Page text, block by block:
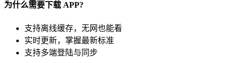
为什么需要下载 APP?
支持离线缓存，无网也能看
实时更新，掌握最新标准
支持多端登陆与同步